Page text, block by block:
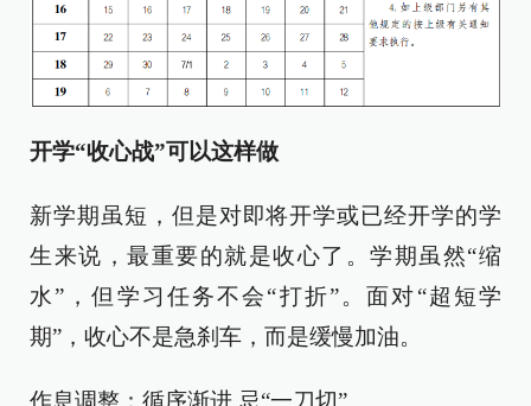
开学“收心战”可以这样做
新学期虽短，但是对即将开学或已经开学的学
生来说，最重要的就是收心了。学期虽然“缩
水”，但学习任务不会“打折”。面对“超短学
期”，收心不是急刹车，而是缓慢加油。
作息调整：循序渐进 忌“一刀切”